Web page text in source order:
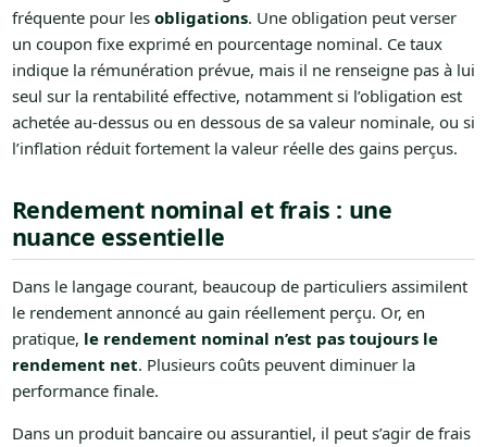
fréquente pour les obligations. Une obligation peut verser
un coupon fixe exprimé en pourcentage nominal. Ce taux
indique la rémunération prévue, mais il ne renseigne pas à lui
seul sur la rentabilité effective, notamment si l’obligation est
achetée au-dessus ou en dessous de sa valeur nominale, ou si
l’inflation réduit fortement la valeur réelle des gains perçus.
Rendement nominal et frais : une
nuance essentielle
Dans le langage courant, beaucoup de particuliers assimilent
le rendement annoncé au gain réellement perçu. Or, en
pratique, le rendement nominal n’est pas toujours le
rendement net. Plusieurs coûts peuvent diminuer la
performance finale.
Dans un produit bancaire ou assurantiel, il peut s’agir de frais